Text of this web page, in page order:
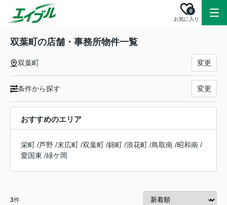
お気に入り
0
双葉町の店舗・事務所物件一覧
双葉町 変更
条件から探す 変更
おすすめのエリア
栄町 /芦野 /末広町 /双葉町 /錦町 /浪花町 /鳥取南 /昭和南 /
愛国東 /緑ケ岡
3件